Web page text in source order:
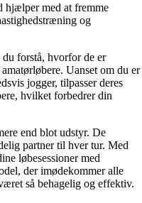
hjælper med at fremme
og
forstå, hvorfor de er
Uanset om du er
jogger, tilpasser deres
hvilket forbedrer din
end blot udstyr. De
partner til hver tur. Med
løbesessioner med
der imødekommer alle
så behagelig og effektiv.